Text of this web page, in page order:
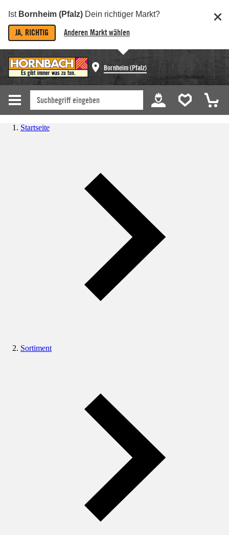
Ist Bornheim (Pfalz) Dein richtiger Markt?
JA, RICHTIG Anderen Markt wählen
Bornheim (Pfalz)
Startseite
Sortiment